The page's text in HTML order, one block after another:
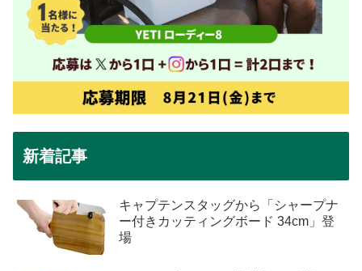
新着記事
キャプテンスタッグから「シャープナ
ー付きカッティングボード 34cm」登
場